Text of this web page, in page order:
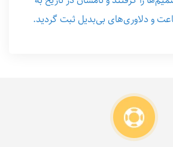
و دلاوری‌های بی‌بدیل ثبت گردید.